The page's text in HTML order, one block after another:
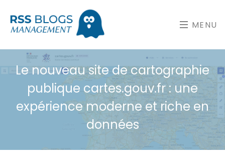
MENU
Le nouveau site de cartographie
publique cartes.gouv.fr : une
expérience moderne et riche en
données